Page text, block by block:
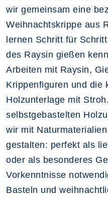
wir gemeinsam eine
Weihnachtskrippe aus
lernen Schritt für
des Raysin gießen
Arbeiten mit Raysin,
Krippenfiguren und die
Holzunterlage mit
selbstgebastelten
wir mit
gestalten: perfekt als
oder als besonderes
Vorkenntnisse
Basteln und